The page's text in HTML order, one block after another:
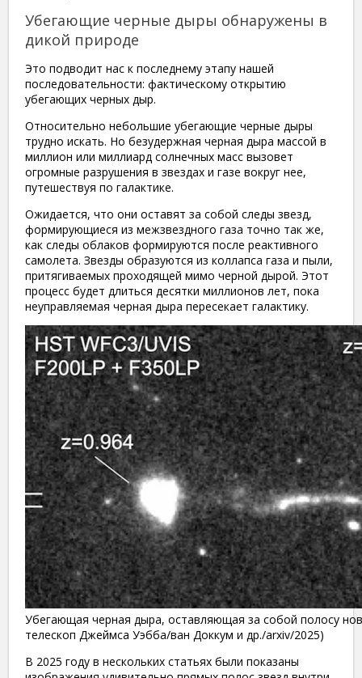
Убегающие черные дыры обнаружены в
дикой природе
Это подводит нас к последнему этапу нашей
последовательности: фактическому открытию
убегающих черных дыр.
Относительно небольшие убегающие черные дыры
трудно искать. Но безудержная черная дыра массой в
миллион или миллиард солнечных масс вызовет
огромные разрушения в звездах и газе вокруг нее,
путешествуя по галактике.
Ожидается, что они оставят за собой следы звезд,
формирующиеся из межзвездного газа точно так же,
как следы облаков формируются после реактивного
самолета. Звезды образуются из коллапса газа и пыли,
притягиваемых проходящей мимо черной дырой. Этот
процесс будет длиться десятки миллионов лет, пока
неуправляемая черная дыра пересекает галактику.
Убегающая черная дыра, оставляющая за собой полосу
телескоп Джеймса Уэбба/ван Доккум и др./arxiv/2025)
В 2025 году в нескольких статьях были показаны